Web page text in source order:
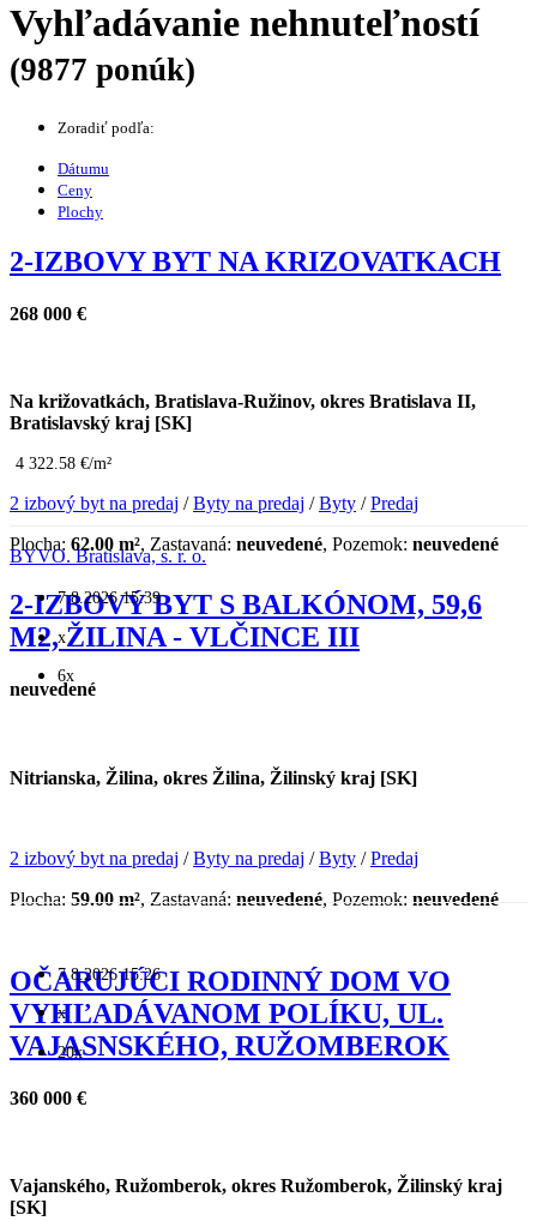
Vyhľadávanie nehnuteľností
(9877 ponúk)
Zoradiť podľa:
Dátumu
Ceny
Plochy
2-IZBOVY BYT NA KRIZOVATKACH
268 000 €
Na križovatkách, Bratislava-Ružinov, okres Bratislava II,
Bratislavský kraj [SK]
4 322.58 €/m²
2 izbový byt na predaj /Byty na predaj /Byty /Predaj
Plocha: 62.00 m², Zastavaná: neuvedené, Pozemok: neuvedené
BYVO. Bratislava, s. r. o.
7.8.2026 15:39
x
6x
2-IZBOVÝ BYT S BALKÓNOM, 59,6
M2, ŽILINA - VLČINCE III
neuvedené
Nitrianska, Žilina, okres Žilina, Žilinský kraj [SK]
2 izbový byt na predaj /Byty na predaj /Byty /Predaj
Plocha: 59.00 m², Zastavaná: neuvedené, Pozemok: neuvedené
7.8.2026 15:26
x
20x
OČARUJÚCI RODINNÝ DOM VO
VYHĽADÁVANOM POLÍKU, UL.
VAJASNSKÉHO, RUŽOMBEROK
360 000 €
Vajanského, Ružomberok, okres Ružomberok, Žilinský kraj
[SK]